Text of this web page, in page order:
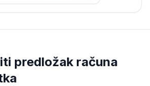
predložak računa